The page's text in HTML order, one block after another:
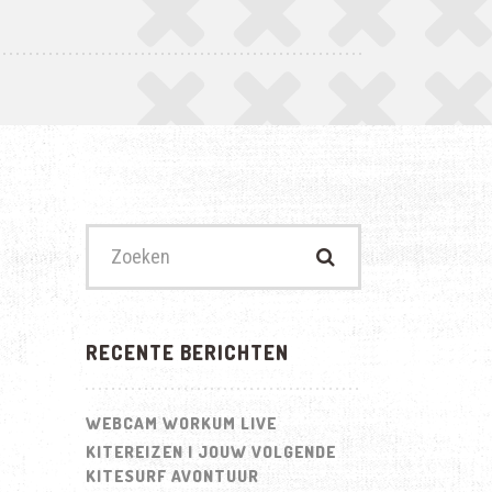
naar:
RECENTE BERICHTEN
WEBCAM WORKUM LIVE
KITEREIZEN | JOUW VOLGENDE
KITESURF AVONTUUR